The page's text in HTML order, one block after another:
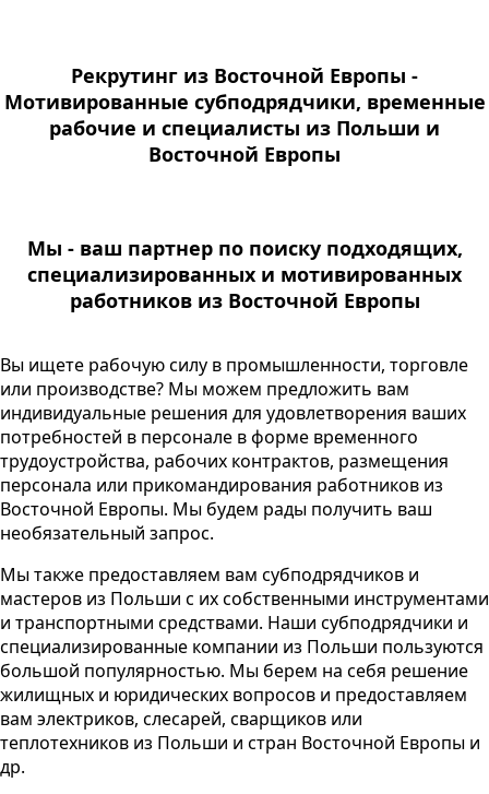
Рекрутинг из Восточной Европы -
Мотивированные субподрядчики, временные
рабочие и специалисты из Польши и
Восточной Европы
Мы - ваш партнер по поиску подходящих,
специализированных и мотивированных
работников из Восточной Европы
Вы ищете рабочую силу в промышленности, торговле
или производстве? Мы можем предложить вам
индивидуальные решения для удовлетворения ваших
потребностей в персонале в форме временного
трудоустройства, рабочих контрактов, размещения
персонала или прикомандирования работников из
Восточной Европы. Мы будем рады получить ваш
необязательный запрос.
Мы также предоставляем вам субподрядчиков и
мастеров из Польши с их собственными инструментами
и транспортными средствами. Наши субподрядчики и
специализированные компании из Польши пользуются
большой популярностью. Мы берем на себя решение
жилищных и юридических вопросов и предоставляем
вам электриков, слесарей, сварщиков или
теплотехников из Польши и стран Восточной Европы и
др.